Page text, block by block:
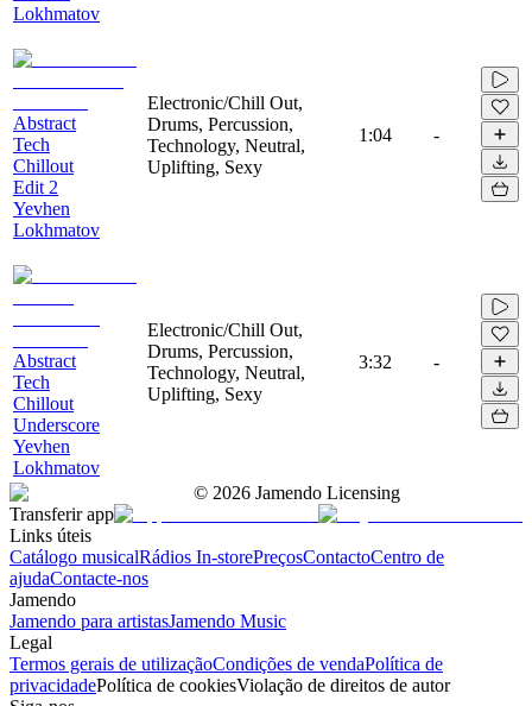
Lokhmatov
Abstract
Tech
Chillout
Edit 2
Yevhen
Lokhmatov
Electronic/Chill Out,
Drums, Percussion,
Technology, Neutral,
Uplifting, Sexy
1:04 -
Abstract
Tech
Chillout
Underscore
Yevhen
Lokhmatov
Electronic/Chill Out,
Drums, Percussion,
Technology, Neutral,
Uplifting, Sexy
3:32 -
© 2026 Jamendo Licensing
Transferir app
Links úteis
Catálogo musicalRádios In-storePreçosContactoCentro de
ajudaContacte-nos
Jamendo
Jamendo para artistasJamendo Music
Legal
Termos gerais de utilizaçãoCondições de vendaPolítica de
privacidadePolítica de cookiesViolação de direitos de autor